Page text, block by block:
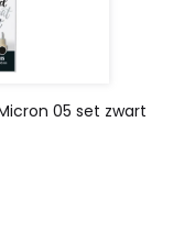
05 set zwart